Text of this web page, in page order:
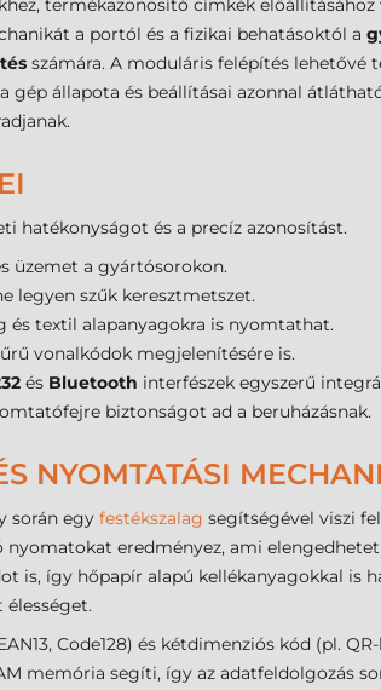
termékazonosító címkék
a portól és a fizikai behatásoktól a
számára. A moduláris felépítés lehetővé
gép állapota és beállításai azonnal
hatékonyságot és a precíz azonosítást.
üzemet a gyártósorokon.
legyen szűk keresztmetszet.
és textil alapanyagokra is nyomtathat.
vonalkódok megjelenítésére is.
és Bluetooth interfészek egyszerű
biztonságot ad a beruházásnak.
NYOMTATÁSI
során egy festékszalag segítségével viszi
eredményez, ami
így hőpapír alapú kellékanyagokkal is
Code128) és kétdimenziós kód (pl.
memória segíti, így az adatfeldolgozás